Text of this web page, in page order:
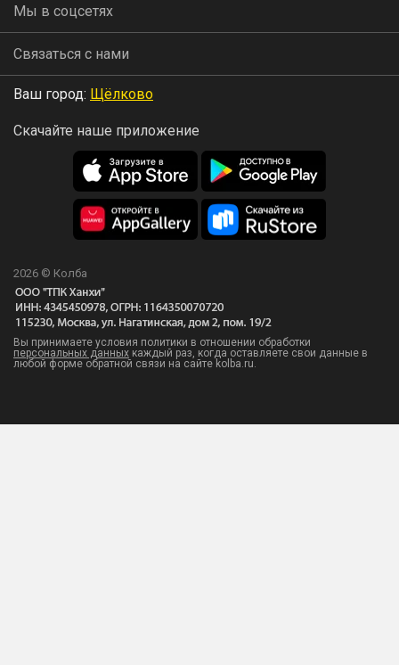
Мы в соцсетях
Связаться с нами
Ваш город: Щёлково
Скачайте наше приложение
2026 © Колба
Вы принимаете условия политики в отношении обработки
персональных данных каждый раз, когда оставляете свои данные в
любой форме обратной связи на сайте kolba.ru.